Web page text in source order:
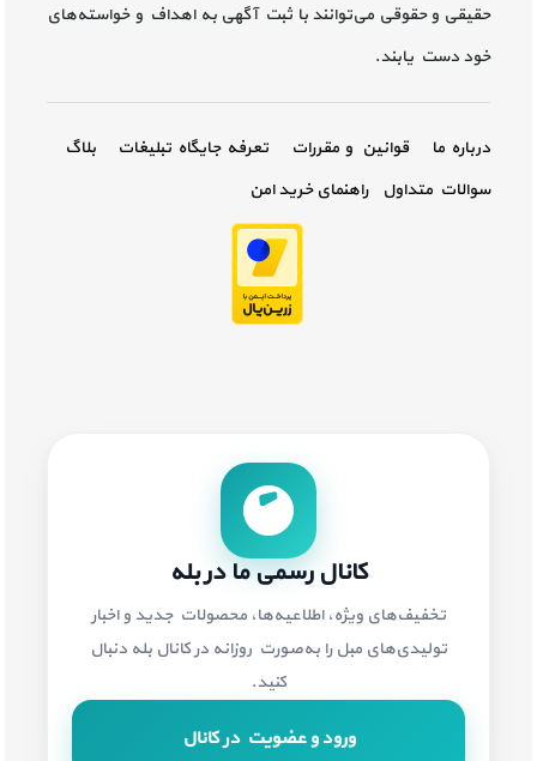
حقیقی و حقوقی می‌توانند با ثبت آگهی به اهداف و خواسته‌های
خود دست یابند.
درباره ما قوانین و مقررات تعرفه جایگاه تبلیغات
بلاگ
سوالات متداول
راهنمای خرید امن
کانال رسمی ما در بله
تخفیف‌های ویژه، اطلاعیه‌ها، محصولات جدید و اخبار
تولیدی‌های مبل را به‌صورت روزانه در کانال بله دنبال
کنید.
ورود و عضویت در کانال